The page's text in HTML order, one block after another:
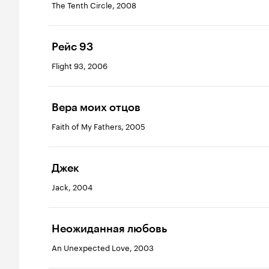
The Tenth Circle, 2008
Рейс 93
Flight 93, 2006
Вера моих отцов
Faith of My Fathers, 2005
Джек
Jack, 2004
Неожиданная любовь
An Unexpected Love, 2003